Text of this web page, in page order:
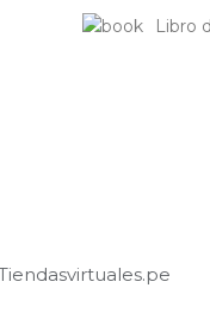
Libro